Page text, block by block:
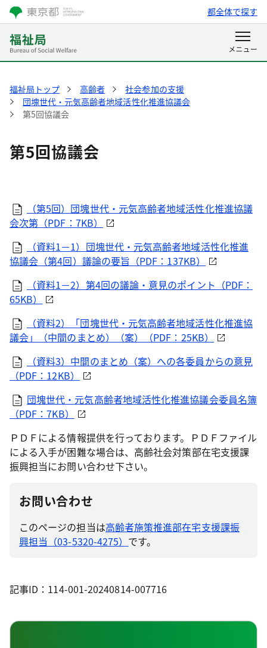
都全体で探す
福祉局トップ 高齢者
社会参加の支援
団塊世代・元気高齢者地域活性化推進協議会
第5回協議会
第5回協議会
（第5回）団塊世代・元気高齢者地域活性化推進協議
会次第（PDF：7KB）
（資料1－1）団塊世代・元気高齢者地域活性化推進
協議会（第4回）議論の要旨（PDF：137KB）
（資料1－2）第4回の議論・意見のポイント（PDF：
65KB）
（資料2）「団塊世代・元気高齢者地域活性化推進協
議会」（中間のまとめ）（案）（PDF：25KB）
（資料3）中間のまとめ（案）への各委員からの意見
（PDF：12KB）
団塊世代・元気高齢者地域活性化推進協議会委員名簿
（PDF：7KB）
ＰＤＦによる情報提供を行っております。ＰＤＦファイル
による入手が困難な場合は、高齢社会対策部在宅支援課
振興担当にお問い合わせ下さい。
お問い合わせ
このページの担当は高齢者施策推進部在宅支援課振
興担当（03-5320-4275） です。
記事ID：114-001-20240814-007716